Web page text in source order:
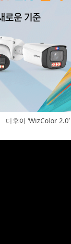
다후아 ‘WizColor